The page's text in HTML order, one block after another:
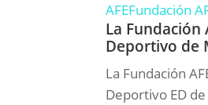
AFEFundación
La
Deportivo de
La Fundación
Deportivo ED